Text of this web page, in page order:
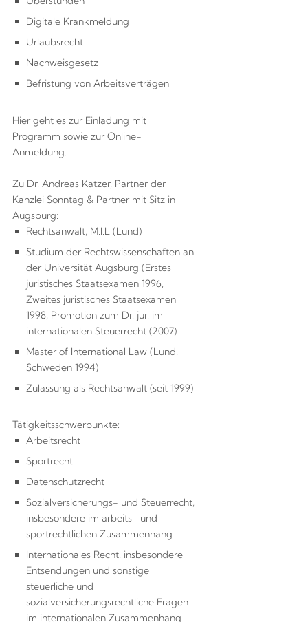
Digitale Krankmeldung
Urlaubsrecht
Nachweisgesetz
Befristung von Arbeitsverträgen
Hier geht es zur Einladung mit
Programm sowie zur Online-
Anmeldung.
Zu Dr. Andreas Katzer, Partner der
Kanzlei Sonntag & Partner mit Sitz in
Augsburg:
Rechtsanwalt, M.I.L (Lund)
Studium der Rechtswissenschaften an
der Universität Augsburg (Erstes
juristisches Staatsexamen 1996,
Zweites juristisches Staatsexamen
1998, Promotion zum Dr. jur. im
internationalen Steuerrecht (2007)
Master of International Law (Lund,
Schweden 1994)
Zulassung als Rechtsanwalt (seit 1999)
Tätigkeitsschwerpunkte:
Arbeitsrecht
Sportrecht
Datenschutzrecht
Sozialversicherungs- und Steuerrecht,
insbesondere im arbeits- und
sportrechtlichen Zusammenhang
Internationales Recht, insbesondere
Entsendungen und sonstige
steuerliche und
sozialversicherungsrechtliche Fragen
im internationalen Zusammenhang